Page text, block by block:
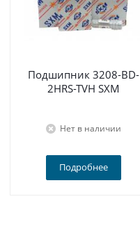
Подшипник 3208-BD-
2HRS-TVH SXM
Нет в наличии
Подробнее